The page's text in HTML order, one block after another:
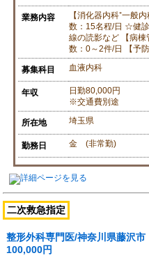
業務内容
【消化器内科⁺一般
数：15名程/日 ☆健
線の読影など 【病
数：0～2件/日 【予防
募集科目 血液内科
年収
日勤80,000円
※交通費別途
所在地 埼玉県
勤務日 金 (非常勤)
二次救急指定
整形外科専門医/神奈川県藤沢
100,000円